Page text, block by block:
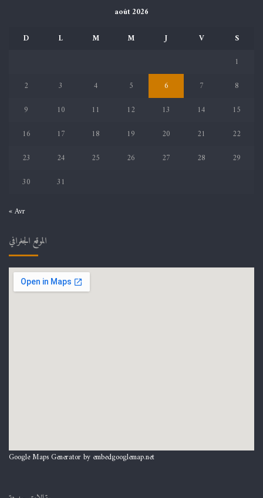
août 2026
D
L M M J V
S
1
2
3 4 5 6 7
8
9
10 11 12 13 14
15
16
17 18 19 20 21
22
23
24 25 26 27 28
29
30
31
« Avr
الموقع الجغرافي
Google Maps Generator by embedgooglemap.net